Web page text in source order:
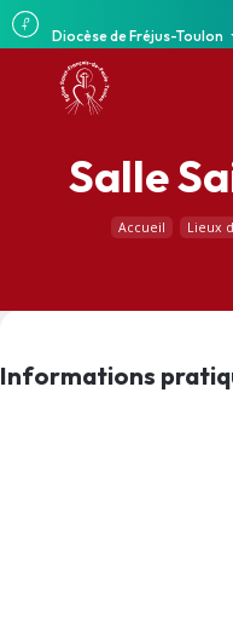
Diocèse de Fréjus-Toulon
Salle
Accueil Lieux
Informations